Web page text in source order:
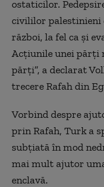
ostaticilor.
civililor palestinieni
război, la fel ca şi
Acţiunile unei părţi
părţi”, a declarat
trecere Rafah din
Vorbind despre
prin Rafah, Turk a
subţiată în mod
mai mult ajutor
enclavă.